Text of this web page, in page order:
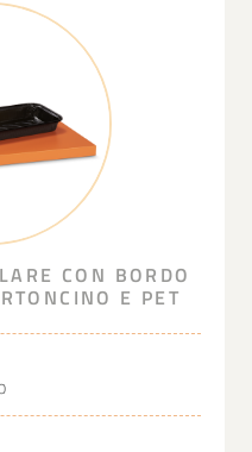
CON BORDO
E PET